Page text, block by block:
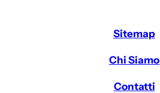
Sitemap
Chi Siamo
Contatti